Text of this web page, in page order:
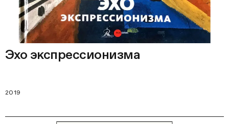
Эхо экспрессионизма
2019